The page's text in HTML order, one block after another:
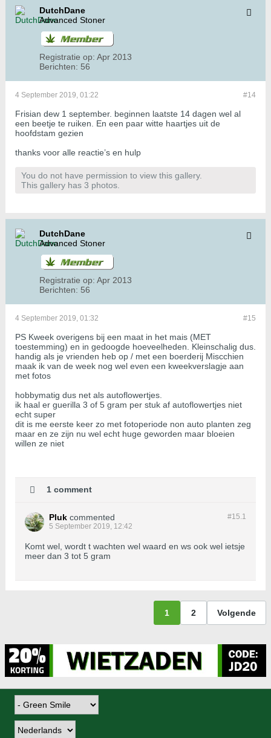
DutchDane
Advanced Stoner
Registratie op: Apr 2013
Berichten: 56
#14
4 September 2019, 01:22
Frisian dew 1 september. beginnen laatste 14 dagen wel al
een beetje te ruiken. En een paar witte haartjes uit de
hoofdstam gezien
thanks voor alle reactie’s en hulp
You do not have permission to view this gallery.
This gallery has 3 photos.
DutchDane
Advanced Stoner
Registratie op: Apr 2013
Berichten: 56
#15
4 September 2019, 01:32
PS Kweek overigens bij een maat in het mais (MET
toestemming) en in gedoogde hoeveelheden. Kleinschalig dus.
handig als je vrienden heb op / met een boerderij Miscchien
maak ik van de week nog wel even een kweekverslagje aan
met fotos
hobbymatig dus net als autoflowertjes.
ik haal er guerilla 3 of 5 gram per stuk af autoflowertjes niet
echt super
dit is me eerste keer zo met fotoperiode non auto planten zeg
maar en ze zijn nu wel echt huge geworden maar bloeien
willen ze niet
1 comment
#15.1
Pluk commented
5 September 2019, 12:42
Komt wel, wordt t wachten wel waard en ws ook wel ietsje
meer dan 3 tot 5 gram
1 2 Volgende